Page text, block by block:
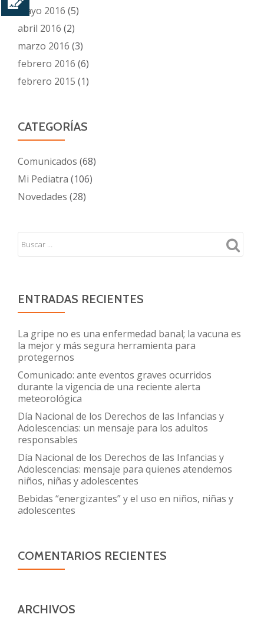
mayo 2016 (5)
abril 2016 (2)
marzo 2016 (3)
febrero 2016 (6)
febrero 2015 (1)
CATEGORÍAS
Comunicados (68)
Mi Pediatra (106)
Novedades (28)
ENTRADAS RECIENTES
La gripe no es una enfermedad banal; la vacuna es
la mejor y más segura herramienta para
protegernos
Comunicado: ante eventos graves ocurridos
durante la vigencia de una reciente alerta
meteorológica
Día Nacional de los Derechos de las Infancias y
Adolescencias: un mensaje para los adultos
responsables
Día Nacional de los Derechos de las Infancias y
Adolescencias: mensaje para quienes atendemos
niños, niñas y adolescentes
Bebidas “energizantes” y el uso en niños, niñas y
adolescentes
COMENTARIOS RECIENTES
ARCHIVOS